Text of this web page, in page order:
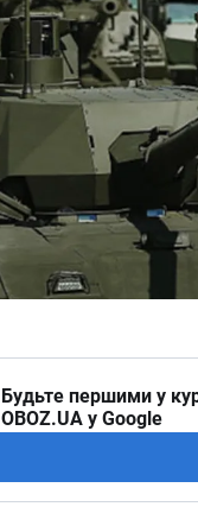
Будьте першими у
OBOZ.UA у Google